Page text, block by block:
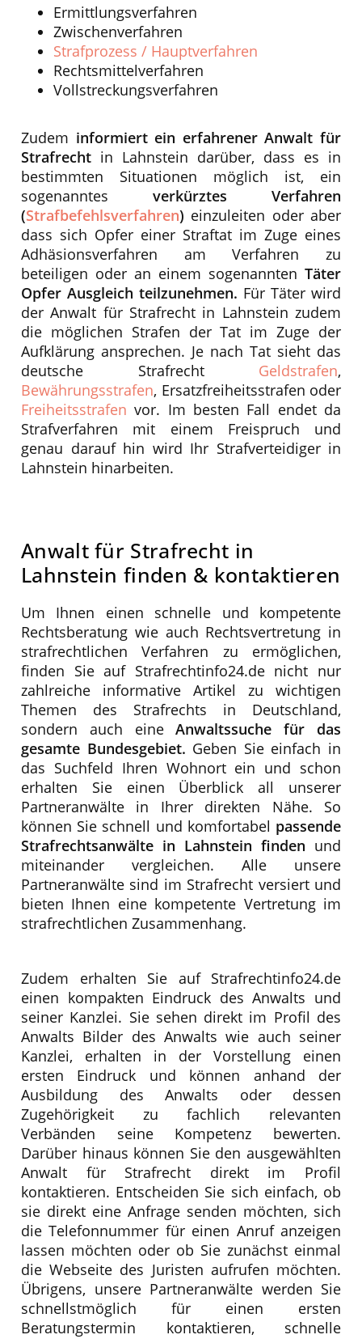
Ermittlungsverfahren
Zwischenverfahren
Strafprozess / Hauptverfahren
Rechtsmittelverfahren
Vollstreckungsverfahren
Zudem informiert ein erfahrener Anwalt für
Strafrecht in Lahnstein darüber, dass es in
bestimmten Situationen möglich ist, ein
sogenanntes verkürztes Verfahren
(Strafbefehlsverfahren) einzuleiten oder aber
dass sich Opfer einer Straftat im Zuge eines
Adhäsionsverfahren am Verfahren zu
beteiligen oder an einem sogenannten Täter
Opfer Ausgleich teilzunehmen. Für Täter wird
der Anwalt für Strafrecht in Lahnstein zudem
die möglichen Strafen der Tat im Zuge der
Aufklärung ansprechen. Je nach Tat sieht das
deutsche Strafrecht Geldstrafen,
Bewährungsstrafen, Ersatzfreiheitsstrafen oder
Freiheitsstrafen vor. Im besten Fall endet da
Strafverfahren mit einem Freispruch und
genau darauf hin wird Ihr Strafverteidiger in
Lahnstein hinarbeiten.
Anwalt für Strafrecht in
Lahnstein finden & kontaktieren
Um Ihnen einen schnelle und kompetente
Rechtsberatung wie auch Rechtsvertretung in
strafrechtlichen Verfahren zu ermöglichen,
finden Sie auf Strafrechtinfo24.de nicht nur
zahlreiche informative Artikel zu wichtigen
Themen des Strafrechts in Deutschland,
sondern auch eineAnwaltssuche für das
gesamte Bundesgebiet. Geben Sie einfach in
das Suchfeld Ihren Wohnort ein und schon
erhalten Sie einen Überblick all unserer
Partneranwälte in Ihrer direkten Nähe. So
können Sie schnell und komfortabel passende
Strafrechtsanwälte in Lahnstein finden und
miteinander vergleichen. Alle unsere
Partneranwälte sind im Strafrecht versiert und
bieten Ihnen eine kompetente Vertretung im
strafrechtlichen Zusammenhang.
Zudem erhalten Sie auf Strafrechtinfo24.de
einen kompakten Eindruck des Anwalts und
seiner Kanzlei. Sie sehen direkt im Profil des
Anwalts Bilder des Anwalts wie auch seiner
Kanzlei, erhalten in der Vorstellung einen
ersten Eindruck und können anhand der
Ausbildung des Anwalts oder dessen
Zugehörigkeit zu fachlich relevanten
Verbänden seine Kompetenz bewerten.
Darüber hinaus können Sie den ausgewählten
Anwalt für Strafrecht direkt im Profil
kontaktieren. Entscheiden Sie sich einfach, ob
sie direkt eine Anfrage senden möchten, sich
die Telefonnummer für einen Anruf anzeigen
lassen möchten oder ob Sie zunächst einmal
die Webseite des Juristen aufrufen möchten.
Übrigens, unsere Partneranwälte werden Sie
schnellstmöglich für einen ersten
Beratungstermin kontaktieren, schnelle